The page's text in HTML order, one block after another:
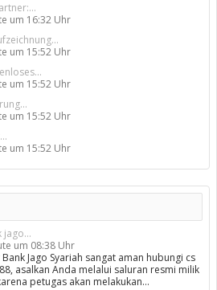
um 16:32 Uhr
um 15:52 Uhr
um 15:52 Uhr
um 15:52 Uhr
um 15:52 Uhr
jago...
um 08:38 Uhr
Jago Syariah sangat aman hubungi cs
asalkan Anda melalui saluran resmi milik
petugas akan melakukan…